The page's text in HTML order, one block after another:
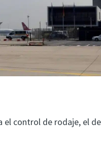
control de rodaje, el